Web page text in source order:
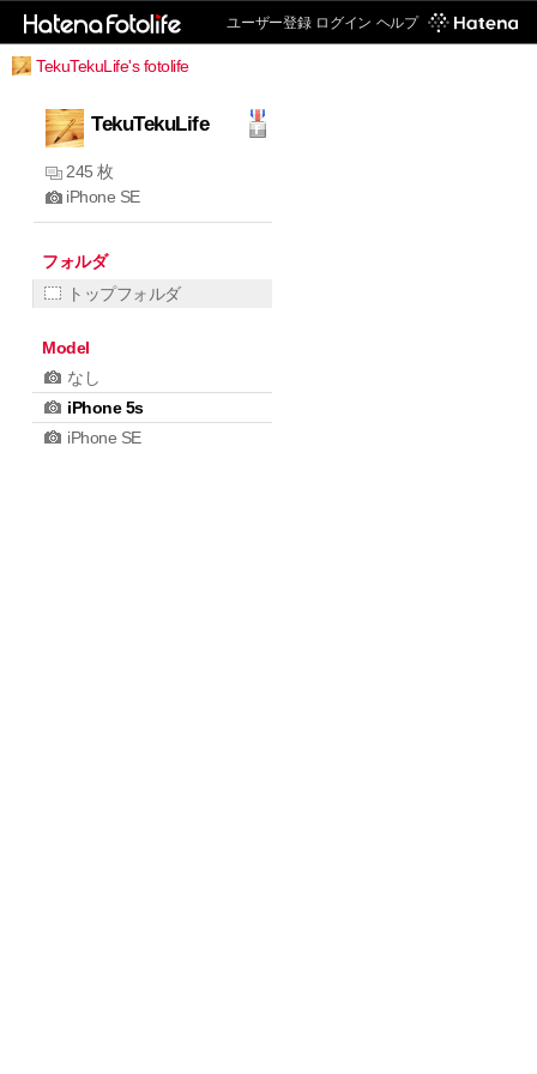
ユーザー登録 ログイン ヘルプ
TekuTekuLife's fotolife
TekuTekuLife
245 枚
iPhone SE
フォルダ
トップフォルダ
Model
なし
iPhone 5s
iPhone SE